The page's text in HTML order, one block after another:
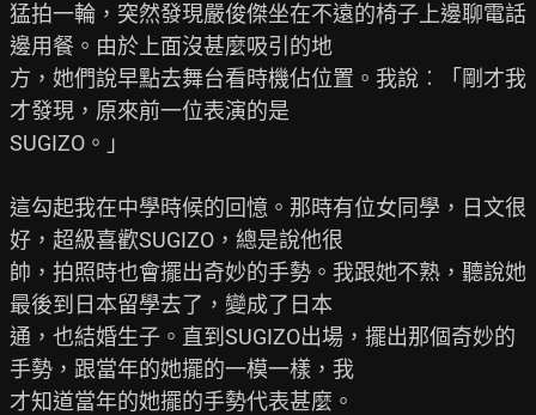
猛拍一輪，突然發現嚴俊傑坐在不遠的椅子上邊聊電話
邊用餐。由於上面沒甚麼吸引的地
方，她們說早點去舞台看時機佔位置。我說︰「剛才我
才發現，原來前一位表演的是
SUGIZO。」
這勾起我在中學時候的回憶。那時有位女同學，日文很
好，超級喜歡SUGIZO，總是說他很
帥，拍照時也會擺出奇妙的手勢。我跟她不熟，聽說她
最後到日本留學去了，變成了日本
通，也結婚生子。直到SUGIZO出場，擺出那個奇妙的
手勢，跟當年的她擺的一模一樣，我
才知道當年的她擺的手勢代表甚麼。